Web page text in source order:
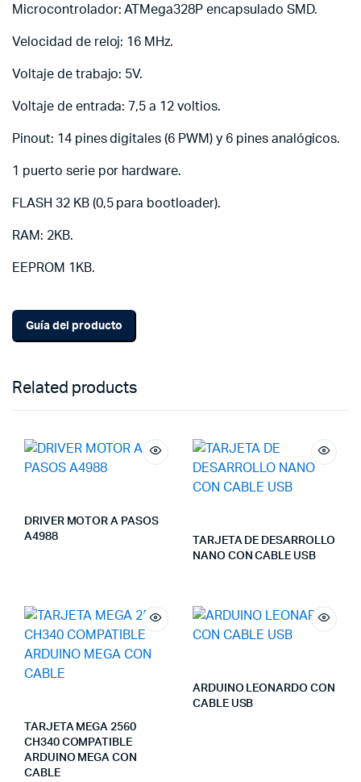
Microcontrolador: ATMega328P encapsulado SMD.
Velocidad de reloj: 16 MHz.
Voltaje de trabajo: 5V.
Voltaje de entrada: 7,5 a 12 voltios.
Pinout: 14 pines digitales (6 PWM) y 6 pines analógicos.
1 puerto serie por hardware.
FLASH 32 KB (0,5 para bootloader).
RAM: 2KB.
EEPROM 1KB.
Guía del producto
Related products
DRIVER MOTOR A PASOS
A4988
TARJETA DE DESARROLLO
NANO CON CABLE USB
TARJETA MEGA 2560
CH340 COMPATIBLE
ARDUINO MEGA CON
CABLE
ARDUINO LEONARDO CON
CABLE USB